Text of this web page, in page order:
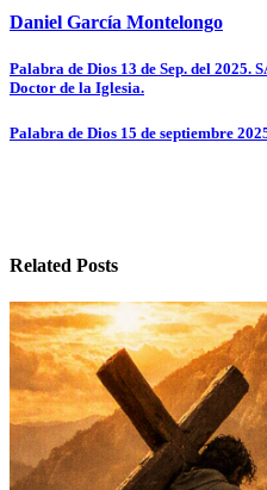
Daniel García Montelongo
Navegación
entradas
Palabra de Dios 13 de Sep. del 2025.
Doctor de la Iglesia.
Palabra de Dios 15 de septiembre
Related Posts